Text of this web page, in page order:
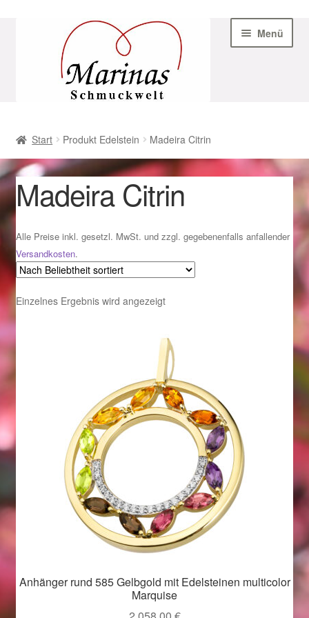
Navigation
Menü
AGB
Beispiel-Seite
Datenschutz
Geschenke zu Ostern 2023
Geschenke zu Ostern 2024
Geschenkideen für Weihnachten 2022
Geschenkideen für Weihnachten 2023
Geschenkideen für Weihnachten 2024
Geschenkideen für Weihnachten 2025
Halloween Schmuck online kaufen 2015
Halloween Schmuck online kaufen 2016
Halloween Schmuck online kaufen 2018
Start Produkt Edelstein Madeira Citrin
Madeira Citrin
Alle Preise inkl. gesetzl. MwSt. und zzgl. gegebenenfalls anfallender
Versandkosten.
Einzelnes Ergebnis wird angezeigt
Anhänger rund 585 Gelbgold mit Edelsteinen multicolor
Marquise